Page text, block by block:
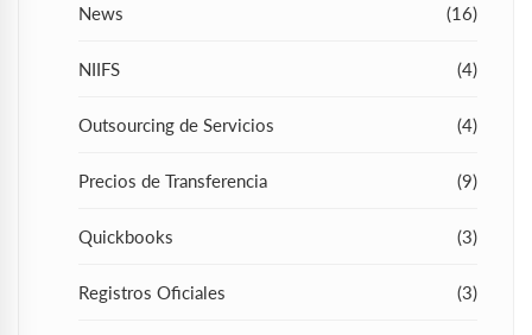
News (16)
NIIFS (4)
Outsourcing de Servicios (4)
Precios de Transferencia (9)
Quickbooks (3)
Registros Oficiales (3)